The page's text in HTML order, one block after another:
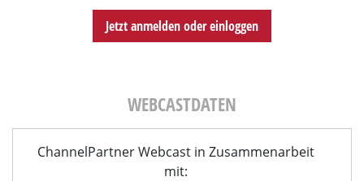
Jetzt anmelden oder einloggen
WEBCASTDATEN
ChannelPartner Webcast in Zusammenarbeit
mit: